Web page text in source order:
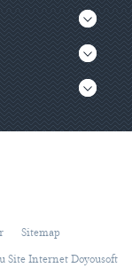
Sitemap
Site Internet Doyousoft